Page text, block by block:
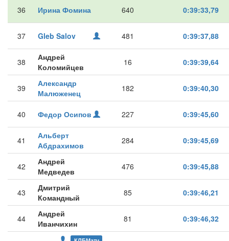
36 Ирина Фомина 640 0:39:33,79
37 Gleb Salov 481 0:39:37,88
38
Андрей
Коломийцев
16 0:39:39,64
39
Александр
Малюженец
182 0:39:40,30
40 Федор Осипов 227 0:39:45,60
41
Альберт
Абдрахимов
284 0:39:45,69
42
Андрей
Медведев
476 0:39:45,88
43
Дмитрий
Командный
85 0:39:46,21
44
Андрей
Иванчихин
81 0:39:46,32